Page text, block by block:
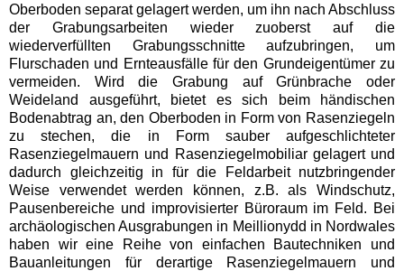
Oberboden separat gelagert werden, um ihn nach Abschluss
der Grabungsarbeiten wieder zuoberst auf die
wiederverfüllten Grabungsschnitteaufzubringen, um
Flurschaden und Ernteausfälle für den Grundeigentümer zu
vermeiden. Wird die Grabung auf Grünbrache oder
Weideland ausgeführt, bietet es sich beim händischen
Bodenabtrag an, den Oberboden in Form von Rasenziegeln
zu stechen, die in Form sauber aufgeschlichteter
Rasenziegelmauern und Rasenziegelmobiliar gelagert und
dadurch gleichzeitig in für die Feldarbeit nutzbringender
Weise verwendet werden können, z.B. als Windschutz,
Pausenbereiche und improvisierter Büroraum im Feld. Bei
archäologischen Ausgrabungen in Meillionydd in Nordwales
haben wir eine Reihe von einfachen Bautechniken und
Bauanleitungen für derartige Rasenziegelmauern und